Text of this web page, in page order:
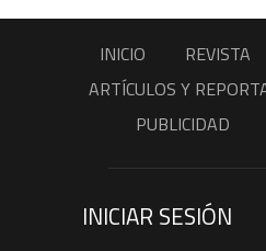
INICIO REVISTA
ARTÍCULOS Y
PUBLICIDAD
INICIAR SESIÓN